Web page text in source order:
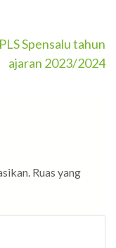
Spensalu tahun
ajaran 2023/2024
Ruas yang